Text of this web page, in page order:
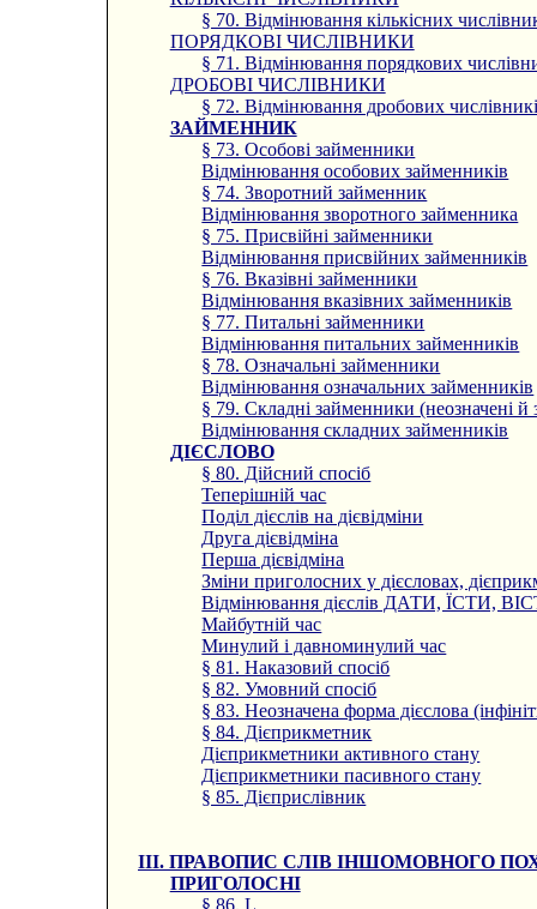
§ 70. Відмінювання кількісних
ПОРЯДКОВІ ЧИСЛІВНИКИ
§ 71. Відмінювання порядкових
ДРОБОВІ ЧИСЛІВНИКИ
§ 72. Відмінювання дробових
ЗАЙМЕННИК
§ 73. Особові займенники
Відмінювання особових займенників
§ 74. Зворотний займенник
Відмінювання зворотного займенника
§ 75. Присвійні займенники
Відмінювання присвійних займенників
§ 76. Вказівні займенники
Відмінювання вказівних займенників
§ 77. Питальні займенники
Відмінювання питальних займенників
§ 78. Означальні займенники
Відмінювання означальних займенників
§ 79. Складні займенники (неозначені й
Відмінювання складних займенників
ДІЄСЛОВО
§ 80. Дійсний спосіб
Теперішній час
Поділ дієслів на дієвідміни
Друга дієвідміна
Перша дієвідміна
Зміни приголосних у дієсловах,
Відмінювання дієслів ДАТИ, ЇСТИ,
Майбутній час
Минулий і давноминулий час
§ 81. Наказовий спосіб
§ 82. Умовний спосіб
§ 83. Неозначена форма дієслова
§ 84. Дієприкметник
Дієприкметники активного стану
Дієприкметники пасивного стану
§ 85. Дієприслівник
III. ПРАВОПИС СЛІВ ІНШОМОВНОГО
ПРИГОЛОСНІ
§ 86. L